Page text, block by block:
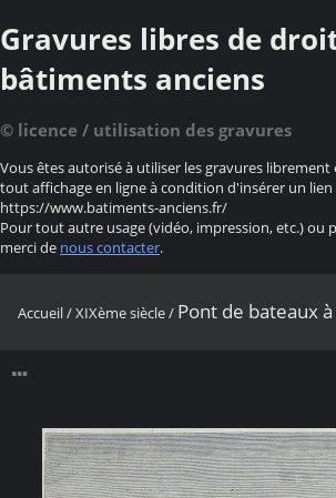
Gravures libres de
bâtiments anciens
© licence / utilisation des gravures
Vous êtes autorisé à utiliser les gravures
tout affichage en ligne à condition d'insérer un lien
https://www.batiments-anciens.fr/
Pour tout autre usage (vidéo, impression, etc.) ou
merci de nous contacter.
Accueil/XIXème siècle/ Pont de bateaux